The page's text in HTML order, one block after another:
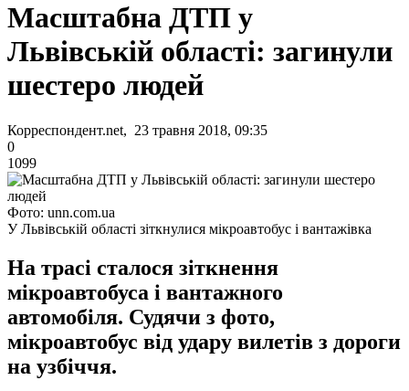
Масштабна ДТП у
Львівській області: загинули
шестеро людей
Корреспондент.net, 23 травня 2018, 09:35
0
1099
Фото: unn.com.ua
У Львівській області зіткнулися мікроавтобус і вантажівка
На трасі сталося зіткнення
мікроавтобуса і вантажного
автомобіля. Судячи з фото,
мікроавтобус від удару вилетів з дороги
на узбіччя.